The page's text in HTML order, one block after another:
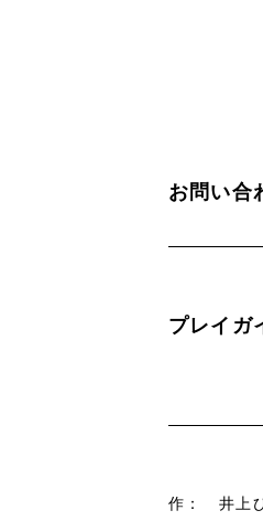
お問い合
プレイガ
作： 井上